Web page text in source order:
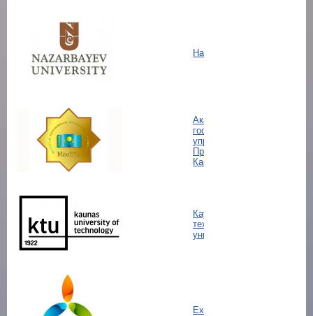
Назарбаев Университет
Академия
государственного
управления при
Президенте Республики
Казахстан
Каунасский
технологический
университет
Expo 2017